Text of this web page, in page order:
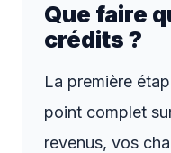
Que faire
crédits ?
La première
point complet
revenus, vos